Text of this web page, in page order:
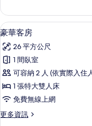
準
雙
人
床
的
所
有
相
片
客
房,
2
標
準
人
床
的
詳
情
顯
示
豪
華
客
房
的
所
6
豪華客房
26 平方公尺
1 間臥室
可容納 2 人 (依實際入住
1 張特大雙人床
免費無線上網
更多資訊
更